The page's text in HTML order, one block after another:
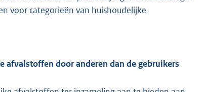
voor categorieën van huishoudelijke
door anderen dan de gebruikers